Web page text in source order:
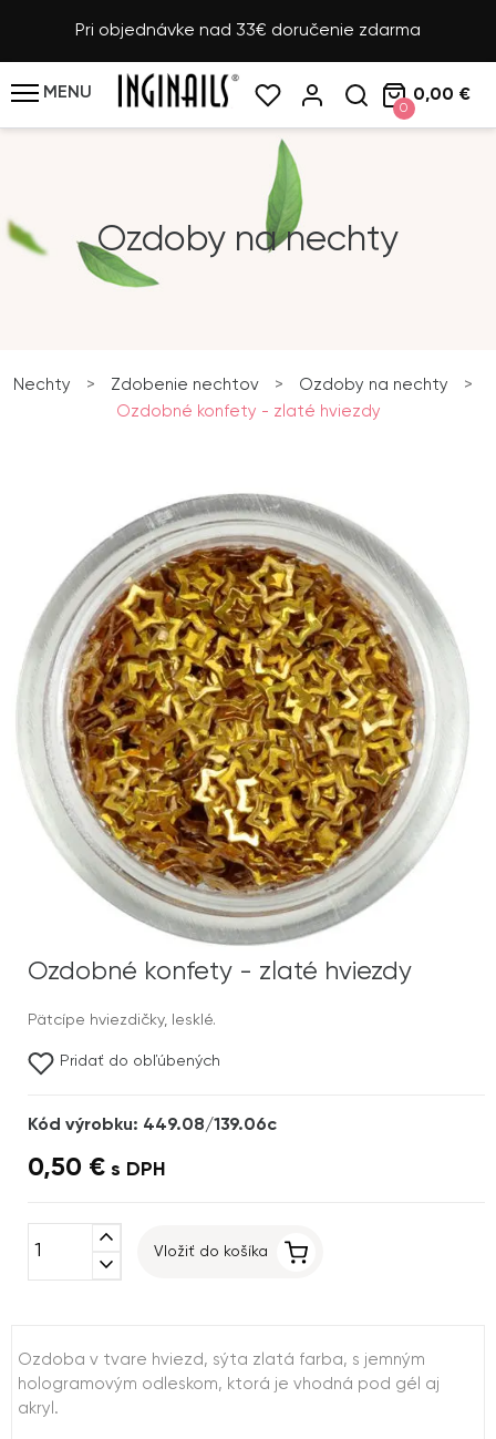
Pri objednávke nad 33€ doručenie zdarma
MENU
0
0,00 €
Ozdoby na nechty
Nechty > Zdobenie nechtov > Ozdoby na nechty
>
Ozdobné konfety - zlaté hviezdy
Ozdobné konfety - zlaté hviezdy
Pätcípe hviezdičky, lesklé.
Pridať do obľúbených
Kód výrobku: 449.08/139.06c
0,50 € s DPH
expand_less
expand_more
Vložiť do košíka
Ozdoba v tvare hviezd, sýta zlatá farba, s jemným
hologramovým odleskom, ktorá je vhodná pod gél aj
akryl.